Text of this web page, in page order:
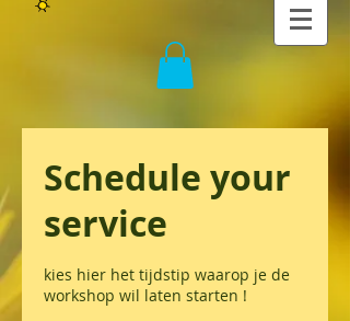
Schedule your
service
kies hier het tijdstip waarop je de
workshop wil laten starten !